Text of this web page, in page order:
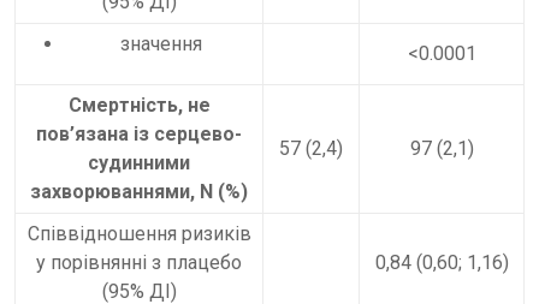
значення
<0.0001
Смертність, не
пов’язана із серцево-
судинними
захворюваннями, N (%)
57 (2,4) 97 (2,1)
Співвідношення ризиків
у порівнянні з плацебо
(95% ДІ)
0,84 (0,60; 1,16)